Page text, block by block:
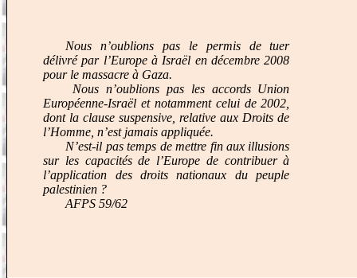
Nous n’oublions pas le permis de tuer
délivré par l’Europe à Israël en décembre 2008
pour le massacre à Gaza.
Nous n’oublions pas les accords Union
Européenne-Israël et notamment celui de 2002,
dont la clause suspensive, relative aux Droits de
l’Homme, n’est jamaisappliquée.
N’est-il pas temps de mettre fin aux illusions
sur les capacités de l’Europe de contribuer à
l’application des droits nationaux du peuple
palestinien ?
AFPS 59/62